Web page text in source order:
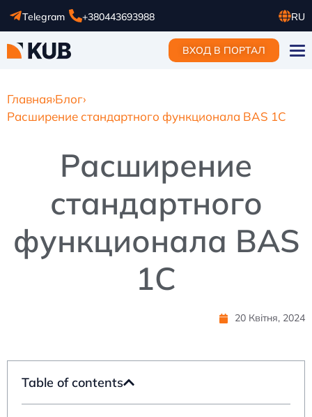
Telegram +380443693988
RU
UA
EN
ВХОД В ПОРТАЛ
Главная›Блог›
Расширение стандартного функционала BAS 1C
Расширение
стандартного
функционала BAS
1C
20 Квітня, 2024
Table of contents